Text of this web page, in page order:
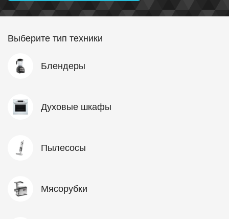
Выберите тип техники
Блендеры
Духовые шкафы
Пылесосы
Мясорубки